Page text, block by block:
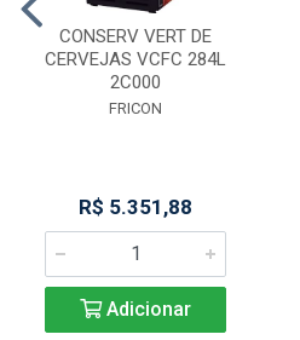
CONSERV VERT DE
CERVEJAS VCFC 284L
2C000
FRICON
R$ 5.351,88
Adicionar